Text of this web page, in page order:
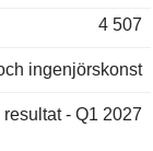
byggandet av
bedriver
byggtekniska
4 507
ingenjörskonst
- Q1 2027